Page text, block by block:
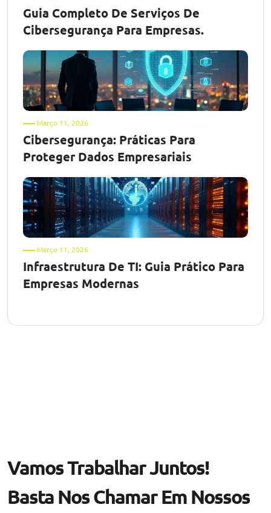
Guia Completo De Serviços De
Cibersegurança Para Empresas.
Março 11, 2026
Cibersegurança: Práticas Para
Proteger Dados Empresariais
Março 11, 2026
Infraestrutura De TI: Guia Prático Para
Empresas Modernas
Vamos Trabalhar Juntos!
Basta Nos Chamar Em Nossos